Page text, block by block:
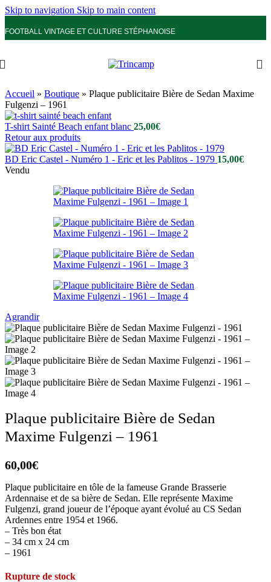
Skip to navigation Skip to main content
FOOTBALL VINTAGE ET CULTURE STÉPHANOISE
Accueil » Boutique » Plaque publicitaire Bière de Sedan Maxime
Fulgenzi – 1961
T-shirt Sainté Beach enfant blanc 25,00€
Retour aux produits
BD Eric Castel - Numéro 1 - Eric et les Pablitos - 1979 15,00€
Vendu
Agrandir
Plaque publicitaire Bière de Sedan
Maxime Fulgenzi – 1961
60,00€
Plaque publicitaire en tôle de la fameuse Grande Brasserie
Ardennaise et de sa bière de Sedan. Elle représente Maxime
Fulgenzi, grand joueur de l’époque ayant évolué au CS Sedan
Ardennes entre 1954 et 1966.
– Très bon état
– 34 cm x 24 cm
– 1961
Rupture de stock